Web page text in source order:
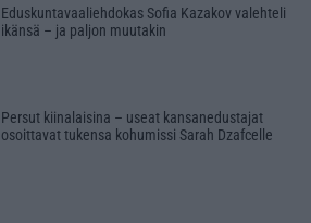
Eduskuntavaaliehdokas Sofia Kazakov valehteli
ikänsä – ja paljon muutakin
Persut kiinalaisina – useat kansanedustajat
osoittavat tukensa kohumissi Sarah Dzafcelle